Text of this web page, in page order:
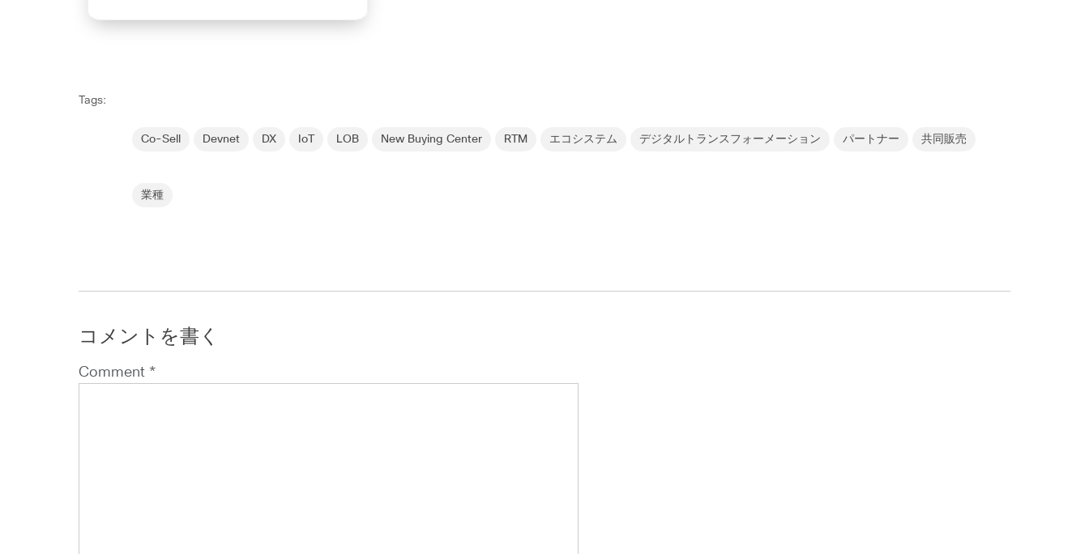
Tags:
Co-Sell Devnet DX IoT LOB New Buying Center RTM エコシステム デジタルトランスフォーメーション パートナー 共同販売
業種
コメントを書く
Comment *